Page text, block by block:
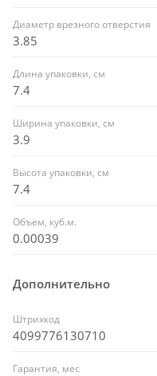
Диаметр врезного отверстия
3.85
Длина упаковки, см
7.4
Ширина упаковки, см
3.9
Высота упаковки, см
7.4
Объем, куб.м.
0.00039
Дополнительно
Штрихкод
4099776130710
Гарантия, мес